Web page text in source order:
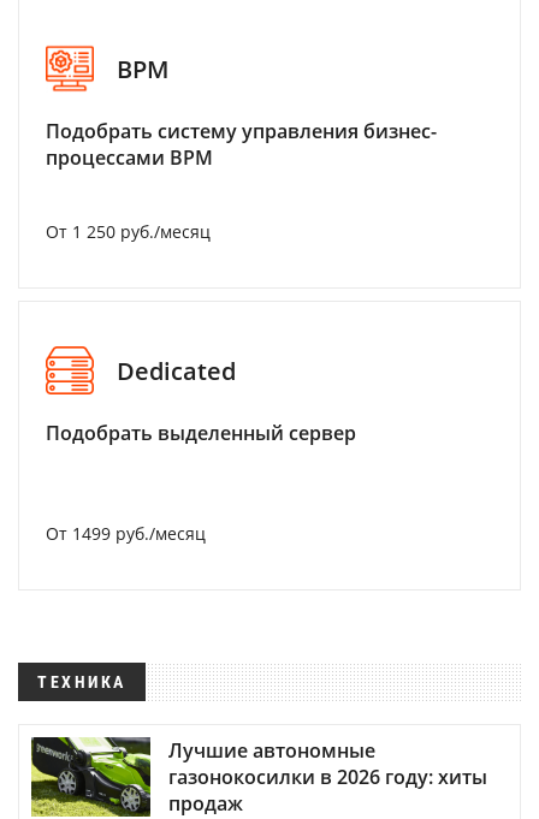
BPM
Подобрать систему управления бизнес-
процессами BPM
От 1 250 руб./месяц
Dedicated
Подобрать выделенный сервер
От 1499 руб./месяц
ТЕХНИКА
Лучшие автономные
газонокосилки в 2026 году: хиты
продаж